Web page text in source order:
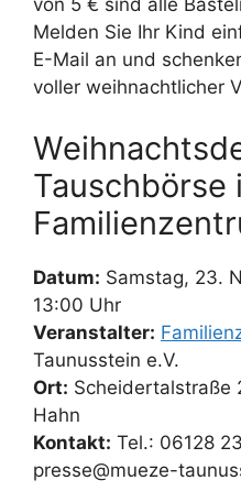
von 5 € sind alle
Melden Sie Ihr Kind
E-Mail an und
voller weihnachtlicher
Tauschbörse
Datum: Samstag, 23.
13:00 Uhr
Veranstalter:
Taunusstein e.V.
Ort: Scheidertalstraße
Hahn
Kontakt: Tel.: 06128
presse@mueze-